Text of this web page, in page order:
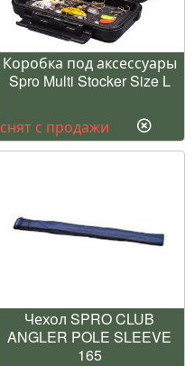
Коробка под аксессуары
Spro Multi Stocker Size L
снят с продажи
Чехол SPRO CLUB
ANGLER POLE SLEEVE
165